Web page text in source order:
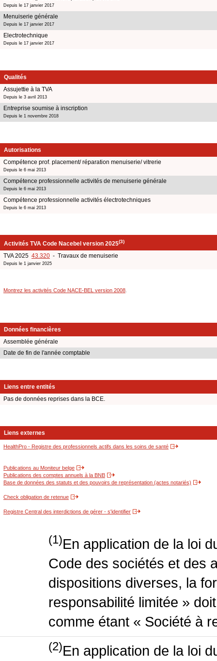
Depuis le 17 janvier 2017
Menuiserie générale
Depuis le 17 janvier 2017
Electrotechnique
Depuis le 17 janvier 2017
Qualités
Assujettie à la TVA
Depuis le 3 avril 2013
Entreprise soumise à inscription
Depuis le 1 novembre 2018
Autorisations
Compétence prof. placement/ réparation menuiserie/ vitrerie
Depuis le 6 mai 2013
Compétence professionnelle activités de menuiserie générale
Depuis le 6 mai 2013
Compétence professionnelle activités électrotechniques
Depuis le 6 mai 2013
Activités TVA Code Nacebel version 2025(3)
TVA 2025 43.320 - Travaux de menuiserie
Depuis le 1 janvier 2025
Montrez les activités Code NACE-BEL version 2008
Données financières
Assemblée générale
Date de fin de l'année comptable
Liens entre entités
Pas de données reprises dans la BCE.
Liens externes
HealthPro - Registre des professionnels actifs dans les soins de santé
Publications au Moniteur belge
Publications des comptes annuels à la BNB
Base de données des statuts et des pouvoirs de représentation (actes notariés)
Check obligation de retenue
Registre Central des interdictions de gérer - s'identifier
(1)En application de la loi
Code des sociétés et des
dispositions diverses, la
responsabilité limitée »
comme étant « Société à
(2)En application de la loi